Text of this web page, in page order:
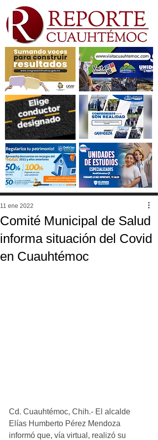
Comité Municipal de Salud
informa situación del Covid
en Cuauhtémoc
11 ene 2022
Cd. Cuauhtémoc, Chih.- El alcalde
Elías Humberto Pérez Mendoza
informó que, vía virtual, realizó su